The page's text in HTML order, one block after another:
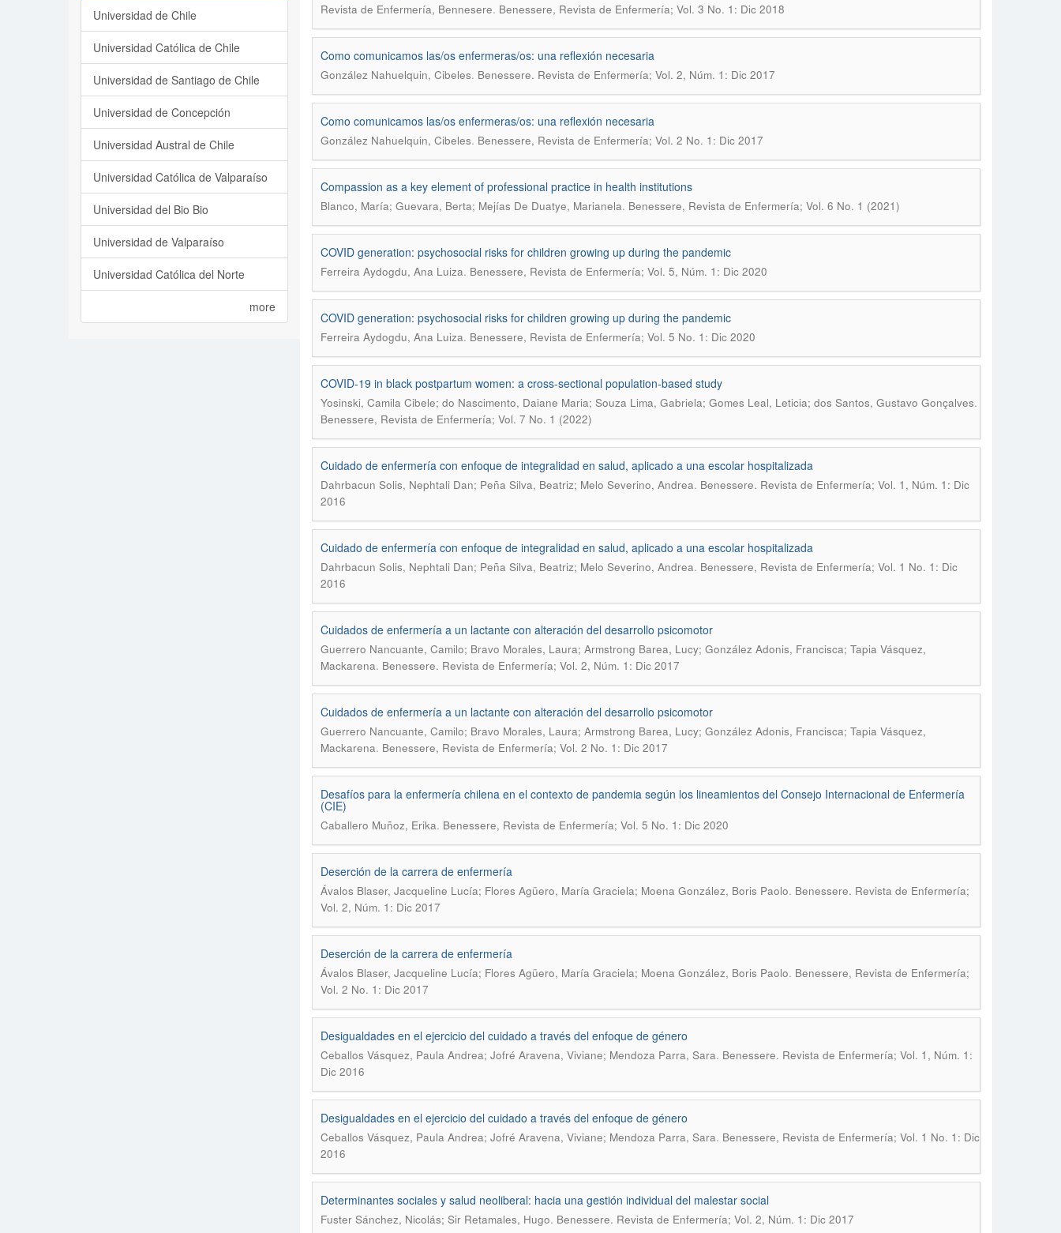
Revista de Enfermería, Bennesere. Benessere, Revista de Enfermería; Vol. 3 No. 1: Dic 2018
Como comunicamos las/os enfermeras/os: una reflexión necesaria
González Nahuelquin, Cibeles. Benessere. Revista de Enfermería; Vol. 2, Núm. 1: Dic 2017
Como comunicamos las/os enfermeras/os: una reflexión necesaria
González Nahuelquin, Cibeles. Benessere, Revista de Enfermería; Vol. 2 No. 1: Dic 2017
Compassion as a key element of professional practice in health institutions
Blanco, María; Guevara, Berta; Mejías De Duatye, Marianela. Benessere, Revista de Enfermería; Vol. 6 No. 1 (2021)
COVID generation: psychosocial risks for children growing up during the pandemic
Ferreira Aydogdu, Ana Luiza. Benessere, Revista de Enfermería; Vol. 5, Núm. 1: Dic 2020
COVID generation: psychosocial risks for children growing up during the pandemic
Ferreira Aydogdu, Ana Luiza. Benessere, Revista de Enfermería; Vol. 5 No. 1: Dic 2020
COVID-19 in black postpartum women: a cross-sectional population-based study
Yosinski, Camila Cibele; do Nascimento, Daiane Maria; Souza Lima, Gabriela; Gomes Leal, Leticia; dos Santos, Gustavo Gonçalves.
Benessere, Revista de Enfermería; Vol. 7 No. 1 (2022)
Cuidado de enfermería con enfoque de integralidad en salud, aplicado a una escolar hospitalizada
Dahrbacun Solis, Nephtali Dan; Peña Silva, Beatriz; Melo Severino, Andrea. Benessere. Revista de Enfermería; Vol. 1, Núm. 1: Dic
2016
Cuidado de enfermería con enfoque de integralidad en salud, aplicado a una escolar hospitalizada
Dahrbacun Solis, Nephtali Dan; Peña Silva, Beatriz; Melo Severino, Andrea. Benessere, Revista de Enfermería; Vol. 1 No. 1: Dic
2016
Cuidados de enfermería a un lactante con alteración del desarrollo psicomotor
Guerrero Nancuante, Camilo; Bravo Morales, Laura; Armstrong Barea, Lucy; González Adonis, Francisca; Tapia Vásquez,
Mackarena. Benessere. Revista de Enfermería; Vol. 2, Núm. 1: Dic 2017
Cuidados de enfermería a un lactante con alteración del desarrollo psicomotor
Guerrero Nancuante, Camilo; Bravo Morales, Laura; Armstrong Barea, Lucy; González Adonis, Francisca; Tapia Vásquez,
Mackarena. Benessere, Revista de Enfermería; Vol. 2 No. 1: Dic 2017
Desafíos para la enfermería chilena en el contexto de pandemia según los lineamientos del Consejo Internacional de Enfermería
(CIE)
Caballero Muñoz, Erika. Benessere, Revista de Enfermería; Vol. 5 No. 1: Dic 2020
Deserción de la carrera de enfermería
Ávalos Blaser, Jacqueline Lucía; Flores Agüero, María Graciela; Moena González, Boris Paolo. Benessere. Revista de Enfermería;
Vol. 2, Núm. 1: Dic 2017
Deserción de la carrera de enfermería
Ávalos Blaser, Jacqueline Lucía; Flores Agüero, María Graciela; Moena González, Boris Paolo. Benessere, Revista de Enfermería;
Vol. 2 No. 1: Dic 2017
Desigualdades en el ejercicio del cuidado a través del enfoque de género
Ceballos Vásquez, Paula Andrea; Jofré Aravena, Viviane; Mendoza Parra, Sara. Benessere. Revista de Enfermería; Vol. 1, Núm. 1:
Dic 2016
Desigualdades en el ejercicio del cuidado a través del enfoque de género
Ceballos Vásquez, Paula Andrea; Jofré Aravena, Viviane; Mendoza Parra, Sara. Benessere, Revista de Enfermería; Vol. 1 No. 1: Dic
2016
Determinantes sociales y salud neoliberal: hacia una gestión individual del malestar social
Fuster Sánchez, Nicolás; Sir Retamales, Hugo. Benessere. Revista de Enfermería; Vol. 2, Núm. 1: Dic 2017
Universidad de Chile
Universidad Católica de Chile
Universidad de Santiago de Chile
Universidad de Concepción
Universidad Austral de Chile
Universidad Católica de Valparaíso
Universidad del Bio Bio
Universidad de Valparaíso
Universidad Católica del Norte
more